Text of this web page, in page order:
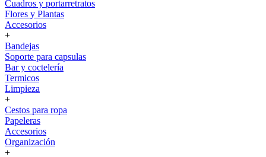
Cuadros y portarretratos
Flores y Plantas
Accesorios
+
Bandejas
Soporte para capsulas
Bar y coctelería
Termicos
Limpieza
+
Cestos para ropa
Papeleras
Accesorios
Organización
+